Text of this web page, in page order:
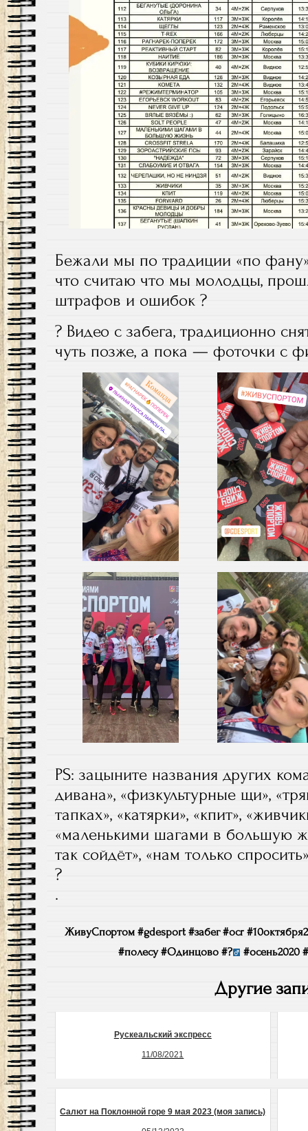
Бежали мы по традиции «по фану»,
что считаю что мы молодцы,
штрафов и ошибок ?
? Видео с забега, традиционно
чуть позже, а пока — фоточки с
PS: зацыните названия других
дивана», «физкультурные щи»,
тапках», «катярки», «кпит»,
«маленькими шагами в большую
так сойдёт», «нам только
?
.
ЖивуСпортом #gdesport #забег #ocr
#полесу #Одинцово #?‍
#осень2020
Другие
Рускеальский экспресс
11/08/2021
Салют на Поклонной горе 9 мая 2023 (моя запись)